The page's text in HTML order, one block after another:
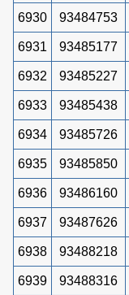
6930 93484753
6931 93485177
6932 93485227
6933 93485438
6934 93485726
6935 93485850
6936 93486160
6937 93487626
6938 93488218
6939 93488316